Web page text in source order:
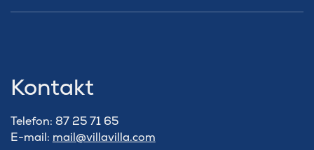
Kontakt
Telefon: 87 25 71 65
E-mail: mail@villavilla.com